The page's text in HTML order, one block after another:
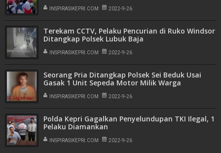
INSPIRASIKEPRI.COM 2022-9-26
Terekam CCTV, Pelaku Pencurian di Ruko Windsor
Ditangkap Polsek Lubuk Baja
INSPIRASIKEPRI.COM 2022-9-26
Seorang Pria Ditangkap Polsek Sei Beduk Usai
Gasak 1 Unit Sepeda Motor Milik Warga
INSPIRASIKEPRI.COM 2022-9-26
Polda Kepri Gagalkan Penyelundupan TKI Ilegal, 1
Pelaku Diamankan
INSPIRASIKEPRI.COM 2022-9-26